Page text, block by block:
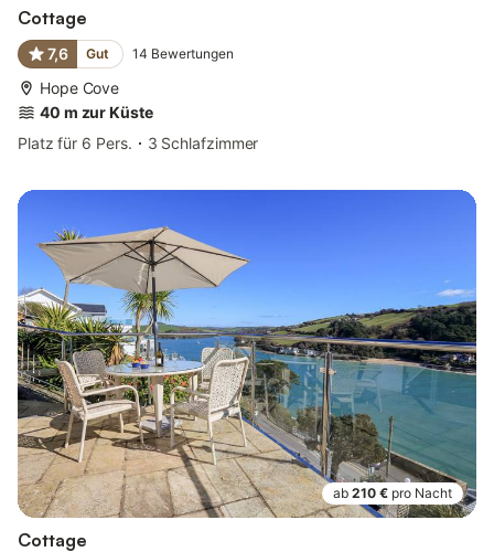
Cottage
7,6 Gut 14 Bewertungen
Hope Cove
40 m zur Küste
Platz für 6 Pers.
3 Schlafzimmer
ab 210 € pro Nacht
Cottage